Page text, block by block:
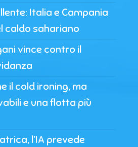
Italia e Campania
caldo sahariano
vince contro il
il cold ironing, ma
e una flotta più
l’IA prevede